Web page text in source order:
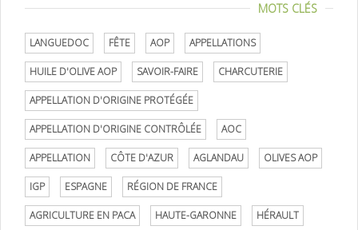
MOTS CLÉS
LANGUEDOC FÊTE AOP APPELLATIONS
HUILE D'OLIVE AOP SAVOIR-FAIRE CHARCUTERIE
APPELLATION D'ORIGINE PROTÉGÉE
APPELLATION D'ORIGINE CONTRÔLÉE AOC
APPELLATION CÔTE D'AZUR AGLANDAU OLIVES AOP
IGP ESPAGNE RÉGION DE FRANCE
AGRICULTURE EN PACA HAUTE-GARONNE HÉRAULT